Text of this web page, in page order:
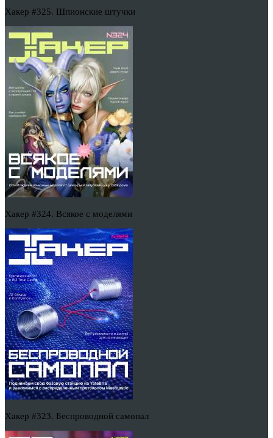
Хакер #325. Шпионские штучки
Хакер #324. Всякое с моделями
Хакер #323. Беспроводной самопал